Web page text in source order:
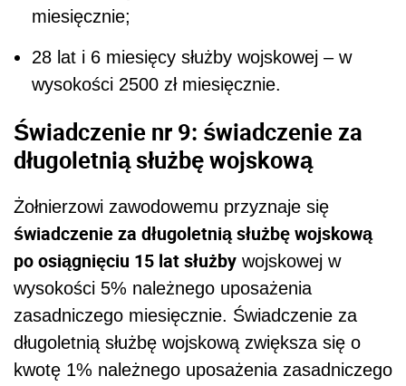
miesięcznie;
28 lat i 6 miesięcy służby wojskowej – w
wysokości 2500 zł miesięcznie.
Świadczenie nr 9: świadczenie za
długoletnią służbę wojskową
Żołnierzowi zawodowemu przyznaje się
świadczenie za długoletnią służbę wojskową
po osiągnięciu 15 lat służby wojskowej w
wysokości 5% należnego uposażenia
zasadniczego miesięcznie. Świadczenie za
długoletnią służbę wojskową zwiększa się o
kwotę 1% należnego uposażenia zasadniczego